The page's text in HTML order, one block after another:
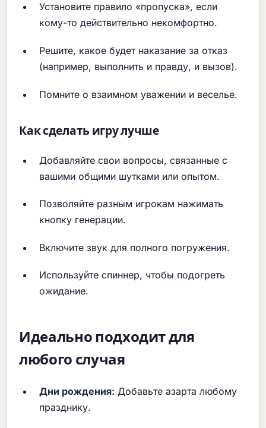
Установите правило «пропуска», если
кому-то действительно некомфортно.
Решите, какое будет наказание за отказ
(например, выполнить и правду, и вызов).
Помните о взаимном уважении и веселье.
Как сделать игру лучше
Добавляйте свои вопросы, связанные с
вашими общими шутками или опытом.
Позволяйте разным игрокам нажимать
кнопку генерации.
Включите звук для полного погружения.
Используйте спиннер, чтобы подогреть
ожидание.
Идеально подходит для
любого случая
Дни рождения: Добавьте азарта любому
празднику.